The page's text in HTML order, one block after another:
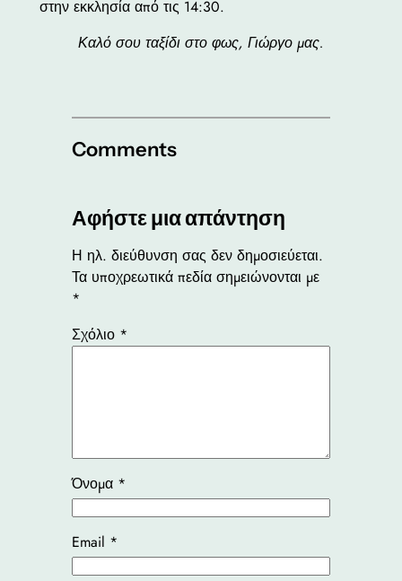
στην εκκλησία από τις 14:30.
Καλό σου ταξίδι στο φως, Γιώργο μας.
Comments
Αφήστε μια απάντηση
Η ηλ. διεύθυνση σας δεν δημοσιεύεται.
Τα υποχρεωτικά πεδία σημειώνονται με
*
Σχόλιο *
Όνομα *
Email *